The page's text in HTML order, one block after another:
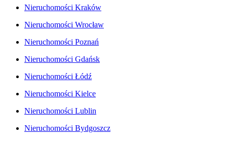
Nieruchomości Kraków
Nieruchomości Wrocław
Nieruchomości Poznań
Nieruchomości Gdańsk
Nieruchomości Łódź
Nieruchomości Kielce
Nieruchomości Lublin
Nieruchomości Bydgoszcz